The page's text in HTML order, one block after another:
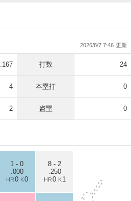
2026/8/7 7:46
.167 打数 24
4 本塁打 0
2 盗塁 0
1 - 0
.000
HR0 K0
8 - 2
.250
HR0 K 1